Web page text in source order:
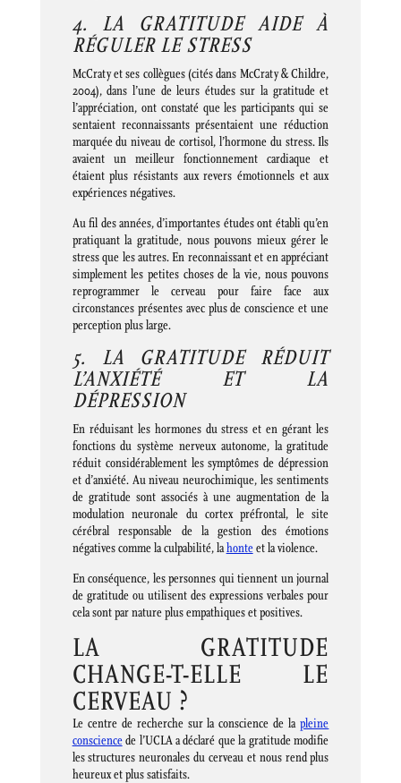
4. LA GRATITUDE AIDE À
RÉGULER LE STRESS
McCraty et ses collègues (cités dans McCraty & Childre,
2004), dans l’une de leurs études sur la gratitude et
l’appréciation, ont constaté que les participants qui se
sentaient reconnaissants présentaient une réduction
marquée du niveau de cortisol, l’hormone du stress. Ils
avaient un meilleur fonctionnement cardiaque et
étaient plus résistants aux revers émotionnels et aux
expériences négatives.
Au fil des années, d’importantes études ont établi qu’en
pratiquant la gratitude, nous pouvons mieux gérer le
stress que les autres. En reconnaissant et en appréciant
simplement les petites choses de la vie, nous pouvons
reprogrammer le cerveau pour faire face aux
circonstances présentes avec plus de conscience et une
perception plus large.
5. LA GRATITUDE RÉDUIT
L’ANXIÉTÉ ET LA
DÉPRESSION
En réduisant les hormones du stress et en gérant les
fonctions du système nerveux autonome, la gratitude
réduit considérablement les symptômes de dépression
et d’anxiété. Au niveau neurochimique, les sentiments
de gratitude sont associés à une augmentation de la
modulation neuronale du cortex préfrontal, le site
cérébral responsable de la gestion des émotions
négatives comme la culpabilité, lahonteet la violence.
En conséquence, les personnes qui tiennent un journal
de gratitude ou utilisent des expressions verbales pour
cela sont par nature plus empathiques et positives.
​LA GRATITUDE
CHANGE-T-ELLE LE
CERVEAU ?
Le centre de recherche sur la conscience de lapleine
consciencede l’UCLA a déclaré que la gratitude modifie
les structures neuronales du cerveau et nous rend plus
heureux et plus satisfaits.